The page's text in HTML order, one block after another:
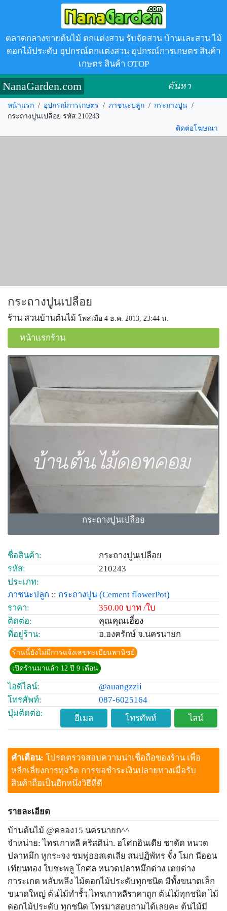
ตลาดกลางขายต้นไม้ ตกแต่งสวน รับจัดสวน บ้านและสวน ไม้
ดอกไม้ประดับ อุปกรณ์ตกแต่งสวน อุปกรณ์การเกษตร สินค้า
เกษตร สินค้า OTOP
NanaGarden.com ค้นหา
หน้าแรก / อุปกรณ์การเกษตร / ภาชนะปลูก / กระถางปูน /
กระถางปูนเปลือย รหัส.210243
ติดต่อโฆษณา
กระถางปูนเปลือย
ร้าน สวนบ้านต้นไม้ โพสเมื่อ 4 ธ.ค. 2013, 23:44 น.
หน้าแรกร้าน
กระถางปูนเปลือย
ชื่อสินค้า:
กระถางปูนเปลือย
รหัส:
210243
ประเภท:
ภาชนะปลูก :: กระถางปูน (Cement flowerPot)
ราคา:
350.00 บาท /ใบ
ติดต่อ:
คุณคุณเอื้อง
ที่อยู่ร้าน:
อ.องครักษ์ จ.นครนายก
ร้านนี้ยังไม่มีการแจ้งเลขทะเบียนพานิชย์
เปิดร้านมาแล้ว 12 ปี 9 เดือน
ไอดีไลน์:
@auangzzii
โทรศัพท์:
087-6025164
ปุ่มติดต่อ:
อีเมล โทรศัพท์ ไลน์
คำเตือน: โปรดตรวจสอบความน่าเชื่อถือของร้าน เพื่อ
หลีกเลี่ยงการทุจริต การขอชำระเงินปลายทางเมื่อรับ
สินค้าถือเป็นอีกหนึ่งวิธีที่ดี
รายละเอียด
บ้านต้นไม้ @คลอง15 นครนายก^^
จำหน่าย: ไทรเกาหลี คริสติน่า. อโศกอินเดีย ชาดัด หนวด
ปลาหมึก หูกระจง ชมพู่ออสเตเลีย สนปฏิพัทร จั๋ง โมก นีออน
เทียนทอง ใบชะพลู โกศล หนวดปลาหมึกด่าง เตยด่าง
การะเกด พลับพลึง ไม้ดอกไม้ประดับทุกชนิด มีทั้งขนาดเล็ก
ขนาดใหญ่ ต้นไม้ทำรั้ว ไทรเกาหลีราคาถูก ต้นไม้ทุกชนิด ไม้
ดอกไม้ประดับ ทุกชนิด โทรมาสอบถามได้เลยคะ ต้นไม้มี